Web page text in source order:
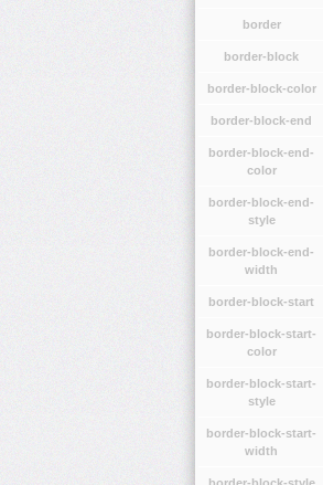
border
border-block
border-block-color
border-block-end
border-block-end-
color
border-block-end-
style
border-block-end-
width
border-block-start
border-block-start-
color
border-block-start-
style
border-block-start-
width